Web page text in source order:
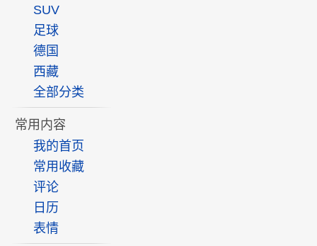
SUV
足球
德国
西藏
全部分类
常用内容
我的首页
常用收藏
评论
日历
表情